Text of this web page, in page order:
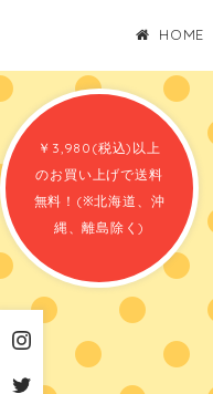
￥3,980(税込)以上
のお買い上げで送料
無料！(※北海道、沖
縄、離島除く)
HOME